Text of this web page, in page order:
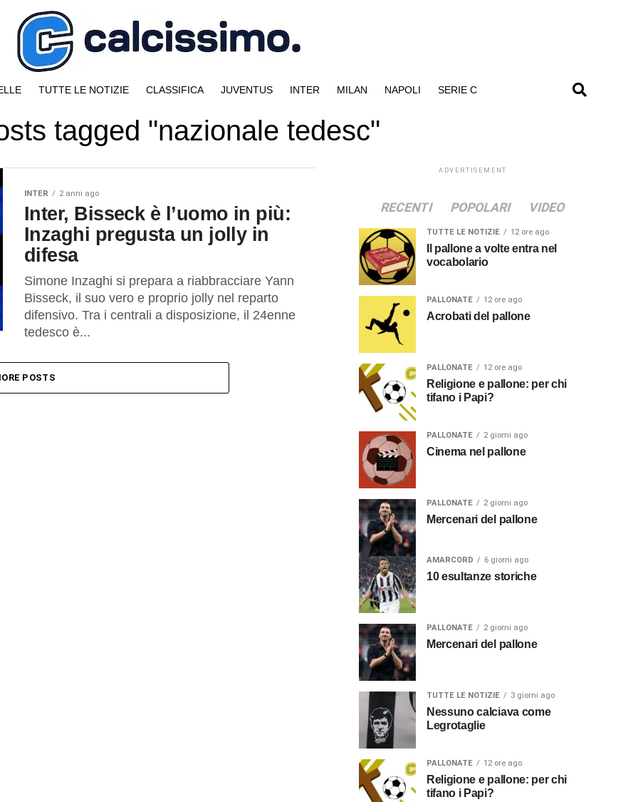
TUTTE LE NOTIZIE CLASSIFICA JUVENTUS INTER MILAN NAPOLI SERIE C
tagged "nazionale tedesc"
INTER 2 anni ago
Inter, Bisseck è l’uomo in più:
Inzaghi pregusta un jolly in
difesa
Simone Inzaghi si prepara a riabbracciare Yann
Bisseck, il suo vero e proprio jolly nel reparto
difensivo. Tra i centrali a disposizione, il 24enne
tedesco è...
POSTS
ADVERTISEMENT
RECENTI POPOLARI VIDEO
TUTTE LE NOTIZIE 12 ore ago
Il pallone a volte entra nel
vocabolario
PALLONATE 12 ore ago
Acrobati del pallone
PALLONATE 12 ore ago
Religione e pallone: per chi
tifano i Papi?
PALLONATE 2 giorni ago
Cinema nel pallone
PALLONATE 2 giorni ago
Mercenari del pallone
AMARCORD 6 giorni ago
10 esultanze storiche
PALLONATE 2 giorni ago
Mercenari del pallone
TUTTE LE NOTIZIE 3 giorni ago
Nessuno calciava come
Legrotaglie
PALLONATE 12 ore ago
Religione e pallone: per chi
tifano i Papi?